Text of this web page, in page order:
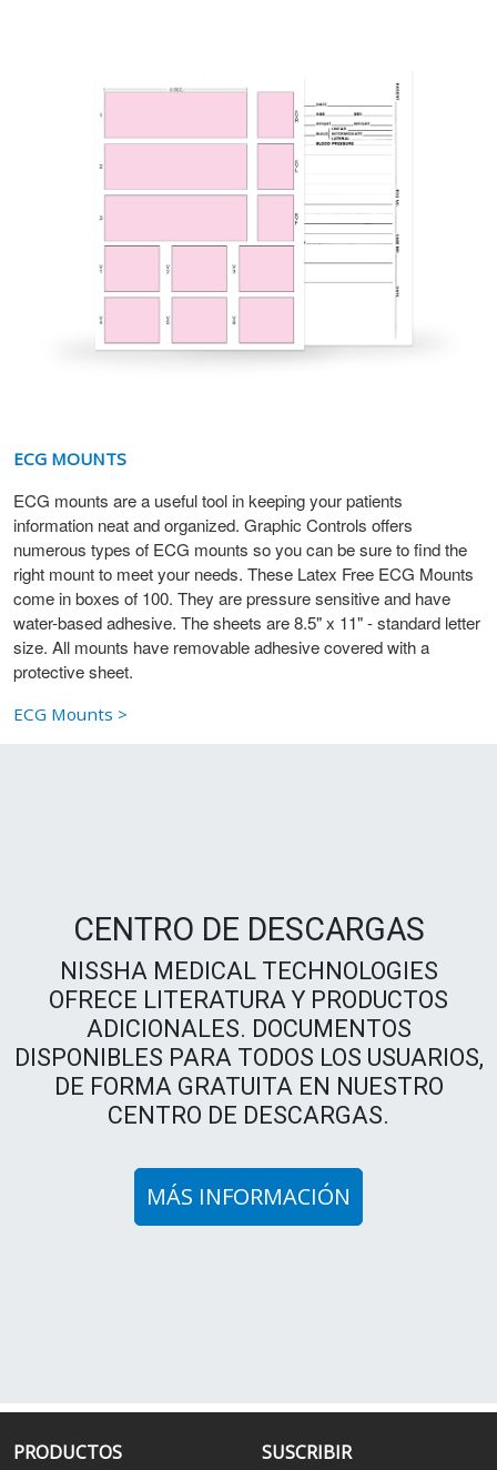
ECG MOUNTS
ECG mounts are a useful tool in keeping your patients
information neat and organized. Graphic Controls offers
numerous types of ECG mounts so you can be sure to find the
right mount to meet your needs. These Latex Free ECG Mounts
come in boxes of 100. They are pressure sensitive and have
water-based adhesive. The sheets are 8.5" x 11" - standard letter
size. All mounts have removable adhesive covered with a
protective sheet.
ECG Mounts >
CENTRO DE DESCARGAS
NISSHA MEDICAL TECHNOLOGIES
OFRECE LITERATURA Y PRODUCTOS
ADICIONALES. DOCUMENTOS
DISPONIBLES PARA TODOS LOS USUARIOS,
DE FORMA GRATUITA EN NUESTRO
CENTRO DE DESCARGAS.
MÁS INFORMACIÓN
PRODUCTOS
SUSCRIBIR